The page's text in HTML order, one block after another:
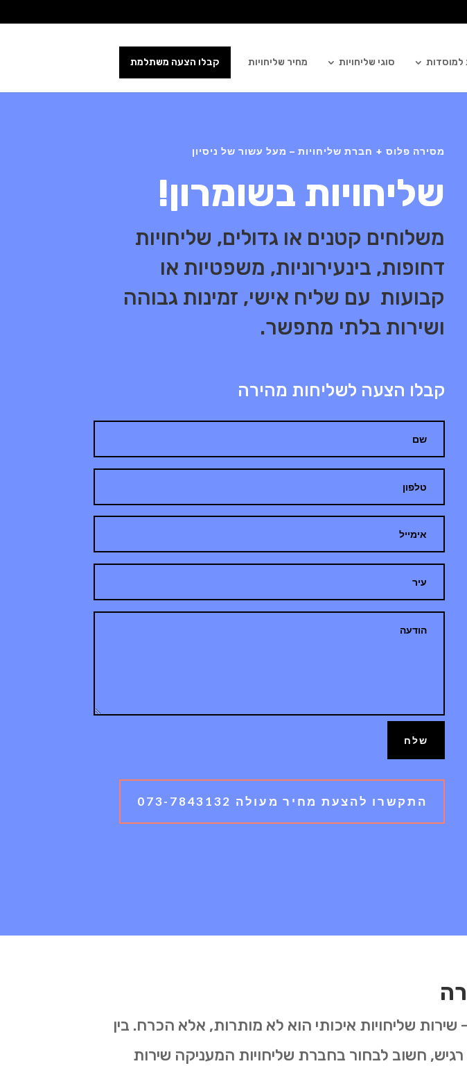
למוסדות סוגי שליחויות מחיר שליחויות קבלו הצעה משתלמת
מסירה פלוס + חברת שליחויות – מעל עשור של ניסיון
שליחויות בשומרון!
משלוחים קטנים או גדולים, שליחויות
דחופות, בינעירוניות, משפטיות או
קבועות עם שליח אישי, זמינות גבוהה
ושירות בלתי מתפשר.
קבלו הצעה לשליחות מהירה
שלח
התקשרו להצעת מחיר מעולה 073-7843132
שליחויות איכותי הוא לא מותרות, אלא הכרח. בין
חשוב לבחור בחברת שליחויות המעניקה שירות